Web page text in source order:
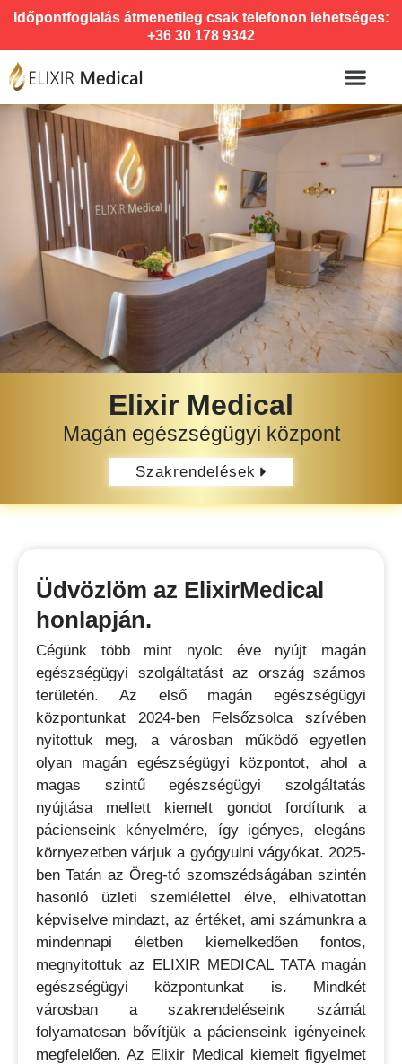
Időpontfoglalás átmenetileg csak telefonon lehetséges:
+36 30 178 9342
Elixir Medical
Magán egészségügyi központ
Szakrendelések
Üdvözlöm az ElixirMedical
honlapján.
Cégünk több mint nyolc éve nyújt magán
egészségügyi szolgáltatást az ország számos
területén. Az első magán egészségügyi
központunkat 2024-ben Felsőzsolca szívében
nyitottuk meg, a városban működő egyetlen
olyan magán egészségügyi központot, ahol a
magas szintű egészségügyi szolgáltatás
nyújtása mellett kiemelt gondot fordítunk a
pácienseink kényelmére, így igényes, elegáns
környezetben várjuk a gyógyulni vágyókat. 2025-
ben Tatán az Öreg-tó szomszédságában szintén
hasonló üzleti szemlélettel élve, elhivatottan
képviselve mindazt, az értéket, ami számunkra a
mindennapi életben kiemelkedően fontos,
megnyitottuk az ELIXIR MEDICAL TATA magán
egészségügyi központunkat is. Mindkét
városban a szakrendeléseink számát
folyamatosan bővítjük a pácienseink igényeinek
megfelelően. Az Elixir Medical kiemelt figyelmet